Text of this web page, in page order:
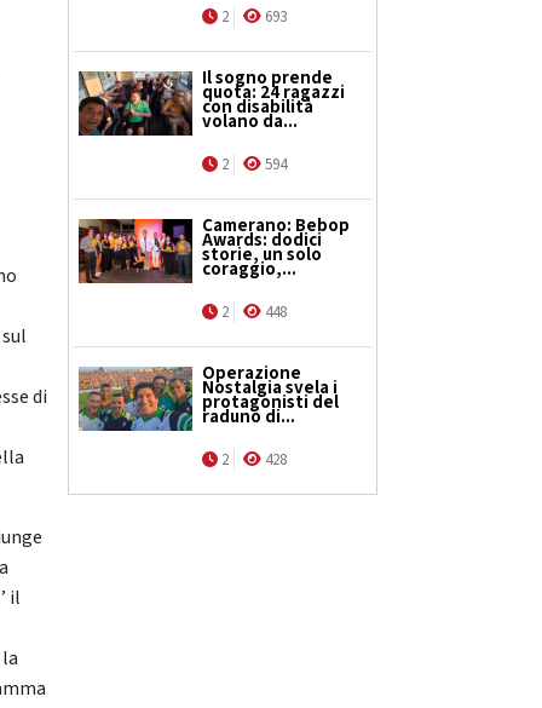
di
il
2 693
Il sogno prende
quota: 24 ragazzi
con disabilità
volano da...
2 594
Camerano: Bebop
Awards: dodici
storie, un solo
coraggio,...
2 448
Operazione
Nostalgia svela i
protagonisti del
raduno di...
2 428